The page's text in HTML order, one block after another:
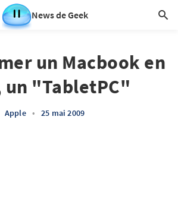
News de Geek
un Macbook en
un "TabletPC"
Apple • 25 mai 2009